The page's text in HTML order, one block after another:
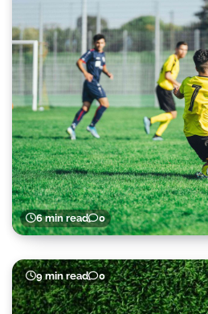
6 min read 0
9 min read 0